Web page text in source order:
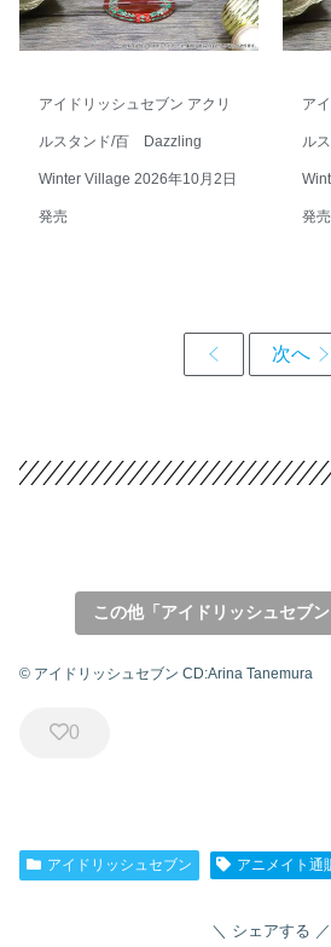
アイドリッシュセブン アクリ
ルスタンド/百 Dazzling
Winter Village 2026年10月2日
発売
ア
ル
発売
この他「アイドリッシュセブ
© アイドリッシュセブン CD:Arina Tanemura
0
アイドリッシュセブン アニメイト通
シェアする